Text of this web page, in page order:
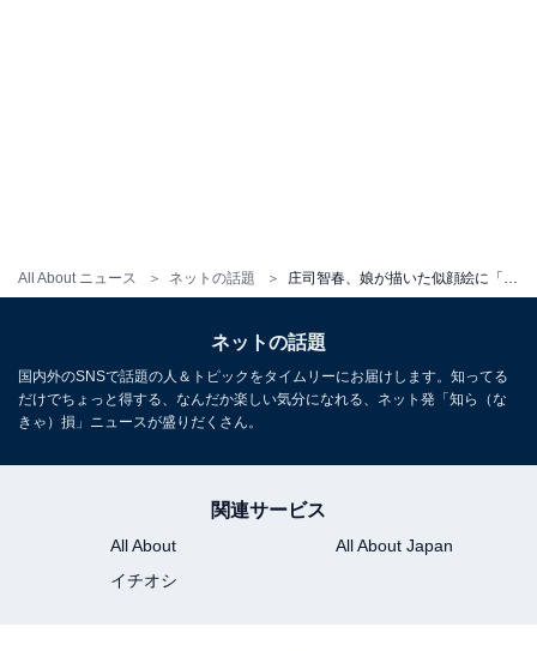
All About ニュース ネットの話題
ネットの話題
国内外のSNSで話題の人＆トピックをタイムリーにお届けします。知ってる
だけでちょっと得する、なんだか楽しい気分になれる、ネット発「知ら（な
きゃ）損」ニュースが盛りだくさん。
関連サービス
All About
All About Japan
イチオシ